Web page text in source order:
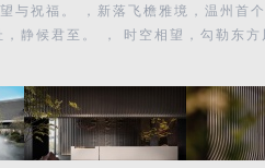
与祝福。 ，新落飞檐雅境，温州首
静候君至。 ， 时空相望，勾勒东